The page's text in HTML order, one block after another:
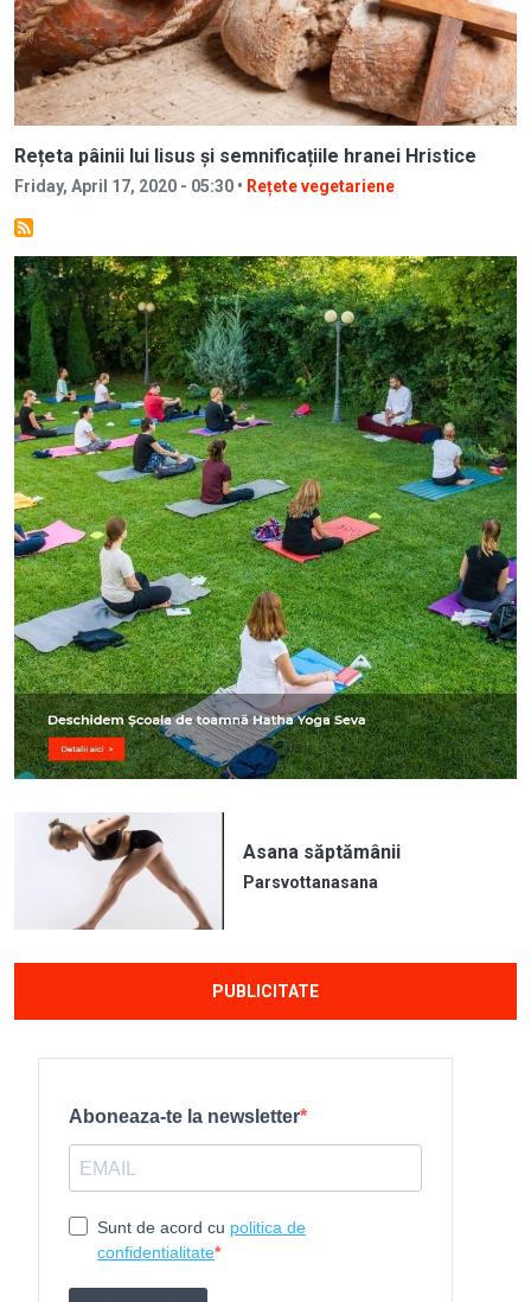
Rețeta pâinii lui Iisus și semnificațiile hranei Hristice
Friday, April 17, 2020 - 05:30 • Rețete vegetariene
Image
Asana săptămânii
Parsvottanasana
PUBLICITATE